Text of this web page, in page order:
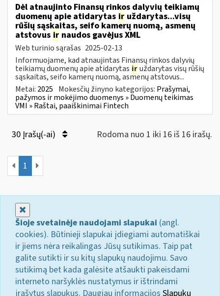
Dėl atnaujinto Finansų rinkos dalyvių teikiamų
duomenų apie atidarytas ir uždarytas...visų
rūšių sąskaitas, seifo kamerų nuomą, asmenų
atstovus ir naudos gavėjus XML
Web turinio sąrašas 2025-02-13
Informuojame, kad atnaujintas Finansų rinkos dalyvių
teikiamų duomenų apie atidarytas iruždarytas visų rūšių
sąskaitas, seifo kamerų nuomą, asmenų atstovus...
Metai: 2025 Mokesčių žinyno kategorijos: Prašymai,
pažymos ir mokėjimo duomenys » Duomenų teikimas
VMI » Raštai, paaiškinimai Fintech
30 Įrašų(-ai) Rodoma nuo 1 iki 16 iš 16 irašų.
1
Šioje svetainėje naudojami slapukai (angl.
cookies). Būtinieji slapukai įdiegiami automatiškai
ir jiems nėra reikalingas Jūsų sutikimas. Taip pat
galite sutikti ir su kitų slapukų naudojimu. Savo
sutikimą bet kada galėsite atšaukti pakeisdami
interneto naršyklės nustatymus ir ištrindami
įrašytus slapukus. Daugiau informacijos Slapukų